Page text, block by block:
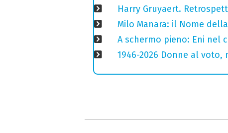
Harry Gruyaert.
Milo Manara: il Nome
A schermo pieno: Eni nel
1946-2026 Donne al